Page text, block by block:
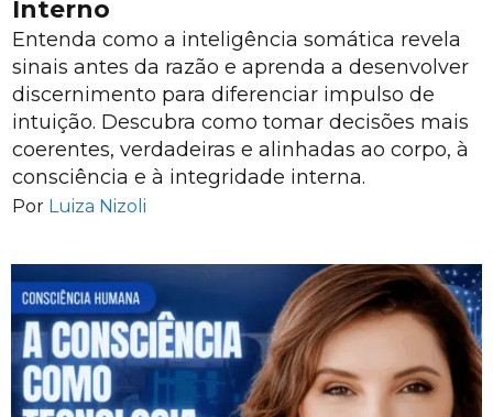
Interno
Entenda como a inteligência somática revela
sinais antes da razão e aprenda a desenvolver
discernimento para diferenciar impulso de
intuição. Descubra como tomar decisões mais
coerentes, verdadeiras e alinhadas ao corpo, à
consciência e à integridade interna.
Por Luiza Nizoli